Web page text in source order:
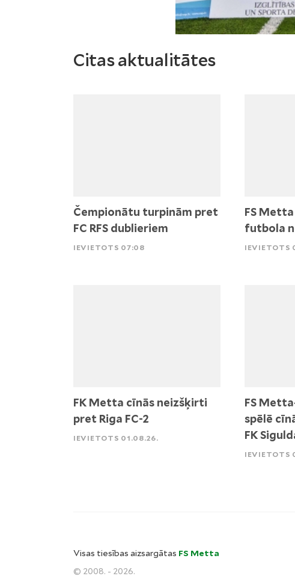
Citas aktualitātes
Čempionātu turpinām pret
FC RFS dublieriem
IEVIETOTS 07:08
FS
futbola
IEVIETOTS
FK Metta cīnās neizšķirti
pret Riga FC-2
IEVIETOTS 01.08.26.
FS
spēlē
FK
IEVIETOTS
Visas tiesības aizsargātas FS Metta
© 2008. - 2026.